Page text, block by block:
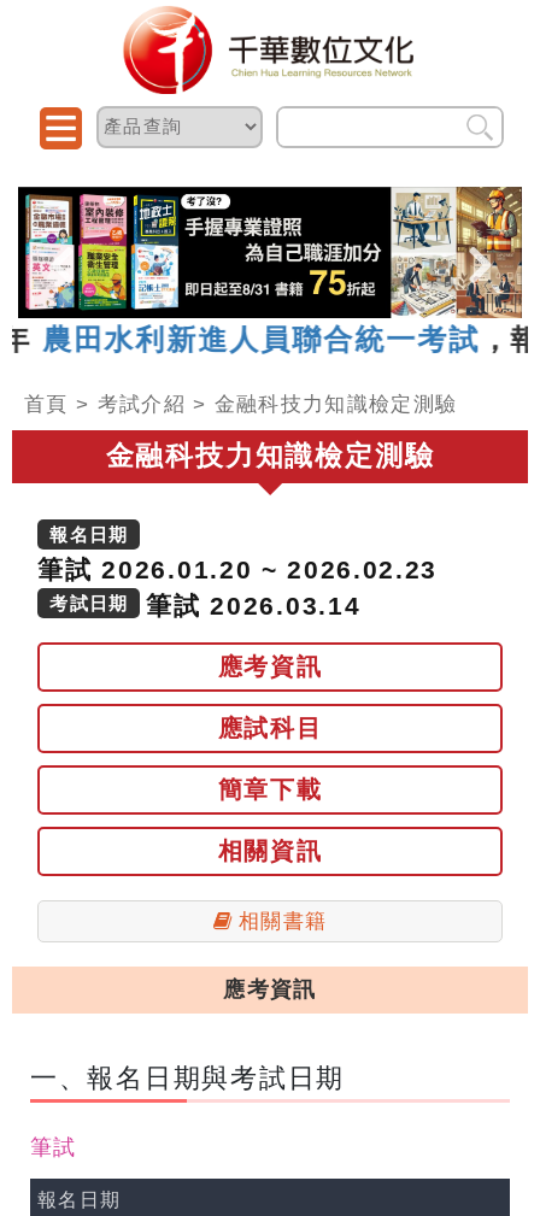
農田水利新進人員聯合統一考試，報
首頁 > 考試介紹 > 金融科技力知識檢定測驗
金融科技力知識檢定測驗
報名日期
筆試 2026.01.20 ~ 2026.02.23
考試日期 筆試 2026.03.14
應考資訊
應試科目
簡章下載
相關資訊
相關書籍
應考資訊
一、報名日期與考試日期
筆試
報名日期